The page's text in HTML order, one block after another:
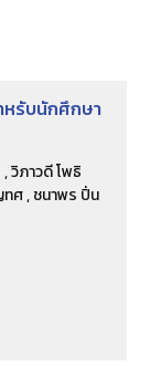
รับนักศึกษา
วิภาวดี โพธิ
ศ , ชนาพร ปิ่น